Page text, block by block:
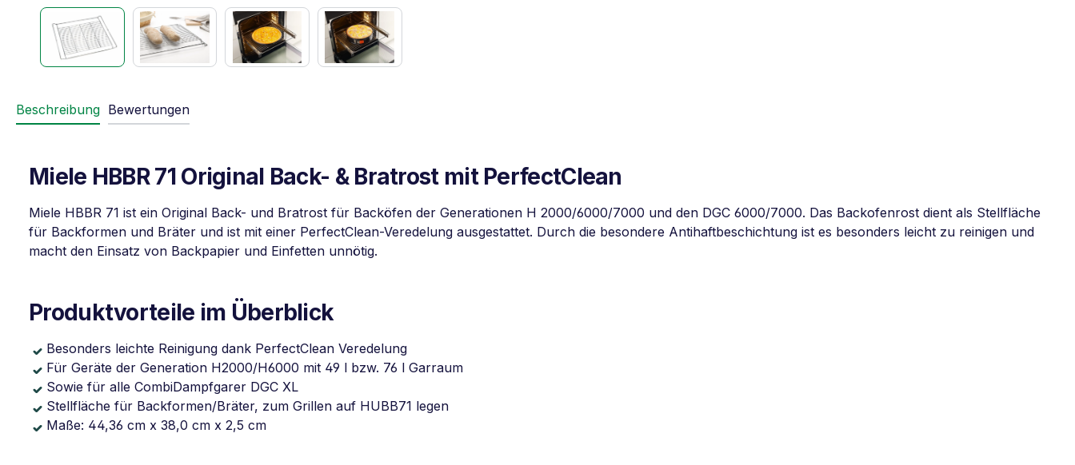
Beschreibung Bewertungen
Miele HBBR 71 Original Back- & Bratrost mit PerfectClean
Miele HBBR 71 ist ein Original Back- und Bratrost für Backöfen der Generationen H 2000/6000/7000 und den DGC 6000/7000. Das Backofenrost dient als Stellfläche
für Backformen und Bräter und ist mit einer PerfectClean-Veredelung ausgestattet. Durch die besondere Antihaftbeschichtung ist es besonders leicht zu reinigen und
macht den Einsatz von Backpapier und Einfetten unnötig.
Produktvorteile im Überblick
Besonders leichte Reinigung dank PerfectClean Veredelung
Für Geräte der Generation H2000/H6000 mit 49 l bzw. 76 l Garraum
Sowie für alle CombiDampfgarer DGC XL
Stellfläche für Backformen/Bräter, zum Grillen auf HUBB71 legen
Maße: 44,36 cm x 38,0 cm x 2,5 cm